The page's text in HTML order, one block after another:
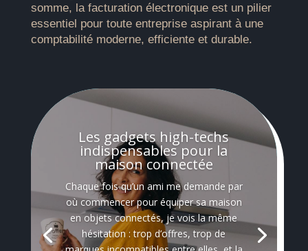
somme, la facturation électronique est un pilier
essentiel pour toute entreprise aspirant à une
comptabilité moderne, efficiente et durable.
Les gadgets high-techs
indispensables pour la
maison connectée
Chaque fois qu’un ami me demande par
où commencer pour équiper sa maison
en objets connectés, je vois la même
hésitation : trop d’offres, trop de